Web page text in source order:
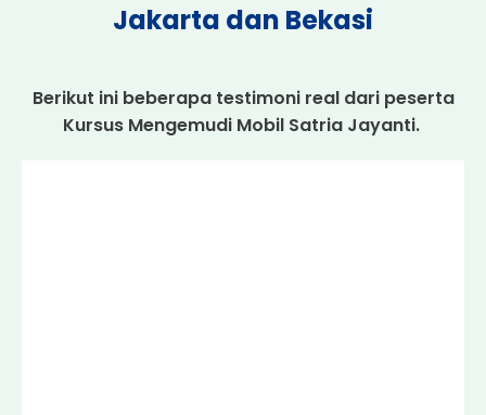
Jakarta dan Bekasi
Berikut ini beberapa testimoni real dari peserta
Kursus Mengemudi Mobil Satria Jayanti.